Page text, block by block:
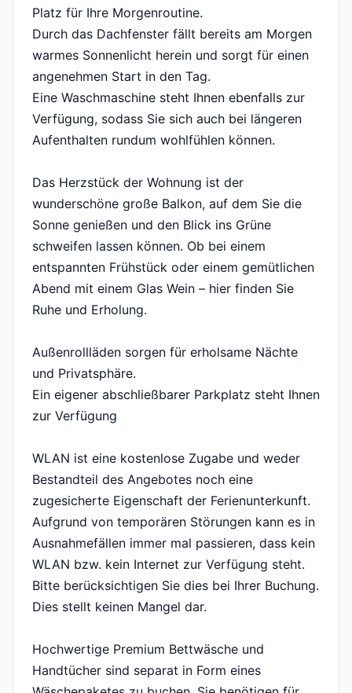
Platz für Ihre Morgenroutine.
Durch das Dachfenster fällt bereits am Morgen
warmes Sonnenlicht herein und sorgt für einen
angenehmen Start in den Tag.
Eine Waschmaschine steht Ihnen ebenfalls zur
Verfügung, sodass Sie sich auch bei längeren
Aufenthalten rundum wohlfühlen können.
Das Herzstück der Wohnung ist der
wunderschöne große Balkon, auf dem Sie die
Sonne genießen und den Blick ins Grüne
schweifen lassen können. Ob bei einem
entspannten Frühstück oder einem gemütlichen
Abend mit einem Glas Wein – hier finden Sie
Ruhe und Erholung.
Außenrollläden sorgen für erholsame Nächte
und Privatsphäre.
Ein eigener abschließbarer Parkplatz steht Ihnen
zur Verfügung
WLAN ist eine kostenlose Zugabe und weder
Bestandteil des Angebotes noch eine
zugesicherte Eigenschaft der Ferienunterkunft.
Aufgrund von temporären Störungen kann es in
Ausnahmefällen immer mal passieren, dass kein
WLAN bzw. kein Internet zur Verfügung steht.
Bitte berücksichtigen Sie dies bei Ihrer Buchung.
Dies stellt keinen Mangel dar.
Hochwertige Premium Bettwäsche und
Handtücher sind separat in Form eines